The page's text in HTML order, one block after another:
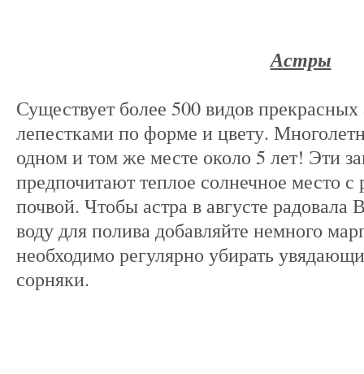
Астры
Существует более 500 видов
лепестками по форме и цвету.
одном и том же месте около 5 лет! Эти
предпочитают теплое солнечное место
почвой. Чтобы астра в августе
воду для полива добавляйте немного
необходимо регулярно убирать
сорняки.